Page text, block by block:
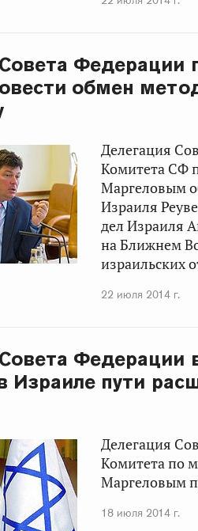
Федерации
обмен
Делегация
Комитета СФ
Маргеловым
Израиля
дел Израиля
на Ближнем
израильских
22 июля 2014 г.
Федерации
Израиле пути
Делегация
Комитета по
Маргеловым
18 июля 2014 г.